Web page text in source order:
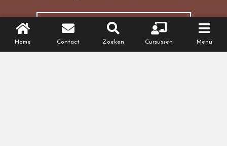
BEKIJK HET CURSUSAANBOD
Home Contact Zoeken Cursussen Menu